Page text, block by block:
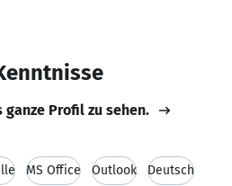
ganze Profil zu sehen.
MS Office Outlook Deutsch